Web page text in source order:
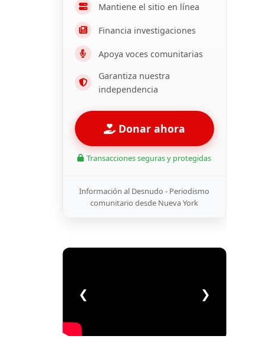
Mantiene el sitio en línea
Financia investigaciones
Apoya voces comunitarias
Garantiza nuestra
independencia
Donar ahora
Transacciones seguras y protegidas
Información al Desnudo - Periodismo
comunitario desde Nueva York
❮ ❯